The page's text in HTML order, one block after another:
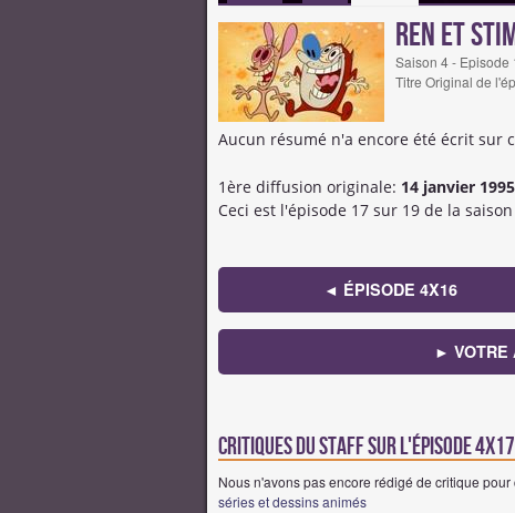
Ren et
Saison 4 - Episode
Titre Original de
Aucun résumé n'a encore été écrit sur
1ère diffusion originale: 14 janvier 1995
Ceci est l'épisode 17 sur 19 de la saison
◄ ÉPISODE 4X16
► VOTRE
Critiques du staff sur l'épisode
Nous n'avons pas encore rédigé de critique
séries et dessins animés